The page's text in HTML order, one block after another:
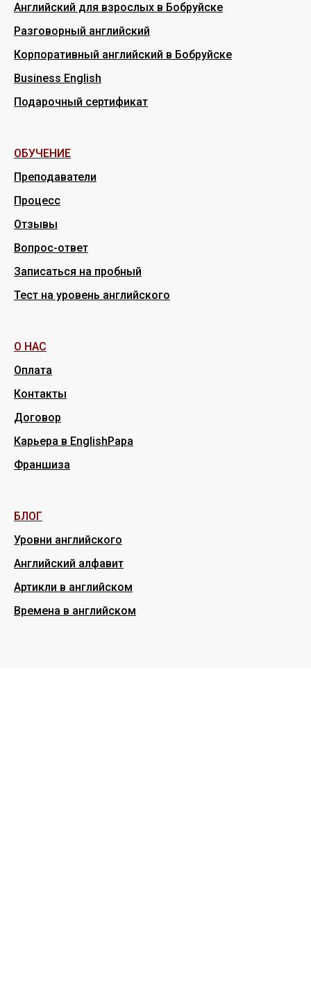
Английский для взрослых в Бобруйске
Разговорный английский
Корпоративный английский в Бобруйске
Business English
Подарочный сертификат
ОБУЧЕНИЕ
Преподаватели
Процесс
Отзывы
Вопрос-ответ
Записаться на пробный
Тест на уровень английского
О НАС
Оплата
Контакты
Договор
Карьера в EnglishPapa
Франшиза
БЛОГ
Уровни английского
Английский алфавит
Артикли в английском
Времена в английском